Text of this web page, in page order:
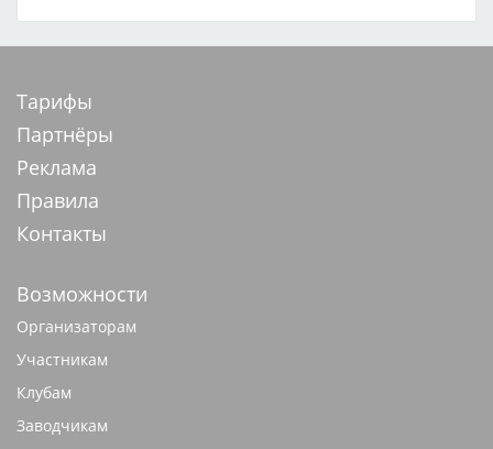
Тарифы
Партнёры
Реклама
Правила
Контакты
Возможности
Организаторам
Участникам
Клубам
Заводчикам